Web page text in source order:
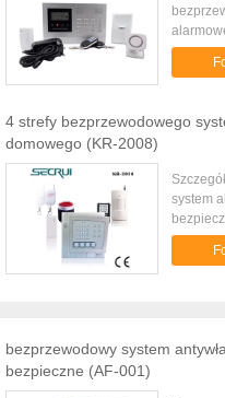
Centrala
domu.
4 strefy bezprzewodowego
domowego (KR-2008)
system
Pokrętło
alarmowego 6 grup.
bezprzewodowy system
bezpieczne (AF-001)